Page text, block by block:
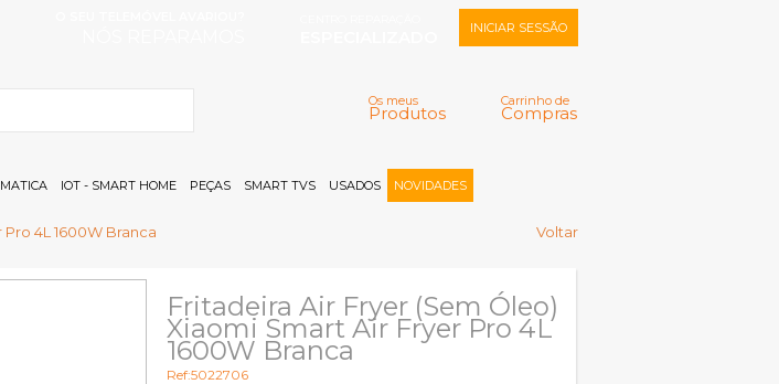
Carrinho de
Compras
Os meus
Produtos
INICIAR SESSÃO
Memorizar
Registar |
IOT - SMART HOME PEÇAS SMART TVS USADOS NOVIDADES
4L 1600W Branca Voltar
Fritadeira Air Fryer (Sem Óleo)
Xiaomi Smart Air Fryer Pro 4L
1600W Branca
Ref:5022706